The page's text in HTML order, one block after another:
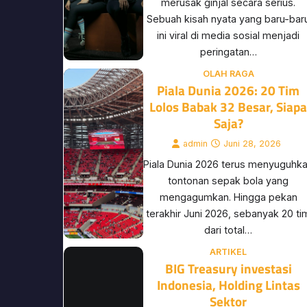
merusak ginjal secara serius.
Sebuah kisah nyata yang baru-
ini viral di media sosial menjadi
peringatan…
OLAH RAGA
Piala Dunia 2026: 20 Tim
Lolos Babak 32 Besar, Siapa
Saja?
admin Juni 28, 2026
Piala Dunia 2026 terus
tontonan sepak bola yang
mengagumkan. Hingga pekan
terakhir Juni 2026, sebanyak 20
dari total…
ARTIKEL
BIG Treasury investasi
Indonesia, Holding Lintas
Sektor